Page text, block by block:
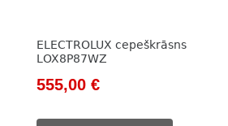
ELECTROLUX cepeškrāsns
LOX8P87WZ
Original
555,00€Current